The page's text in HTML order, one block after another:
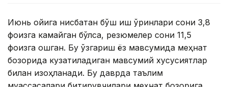
Июнь ойига нисбатан бўш иш ўринлари сони 3,8
фоизга камайган бўлса, резюмелер сони 11,5
фоизга ошган. Бу ўзгариш ёз мавсумида меҳнат
бозорида кузатиладиган мавсумий хусусиятлар
билан изоҳланади. Бу даврда таълим